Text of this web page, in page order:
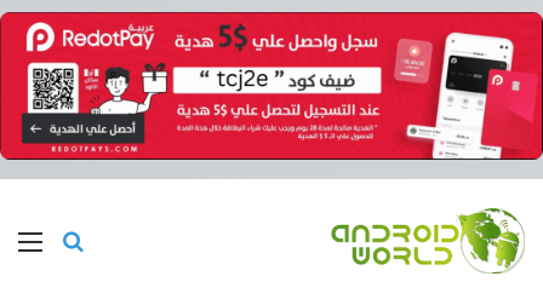
بحث